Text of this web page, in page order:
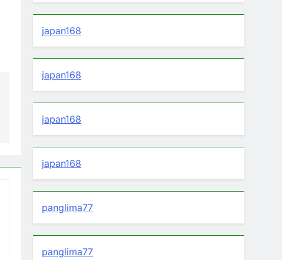
japan168
japan168
japan168
japan168
panglima77
panglima77